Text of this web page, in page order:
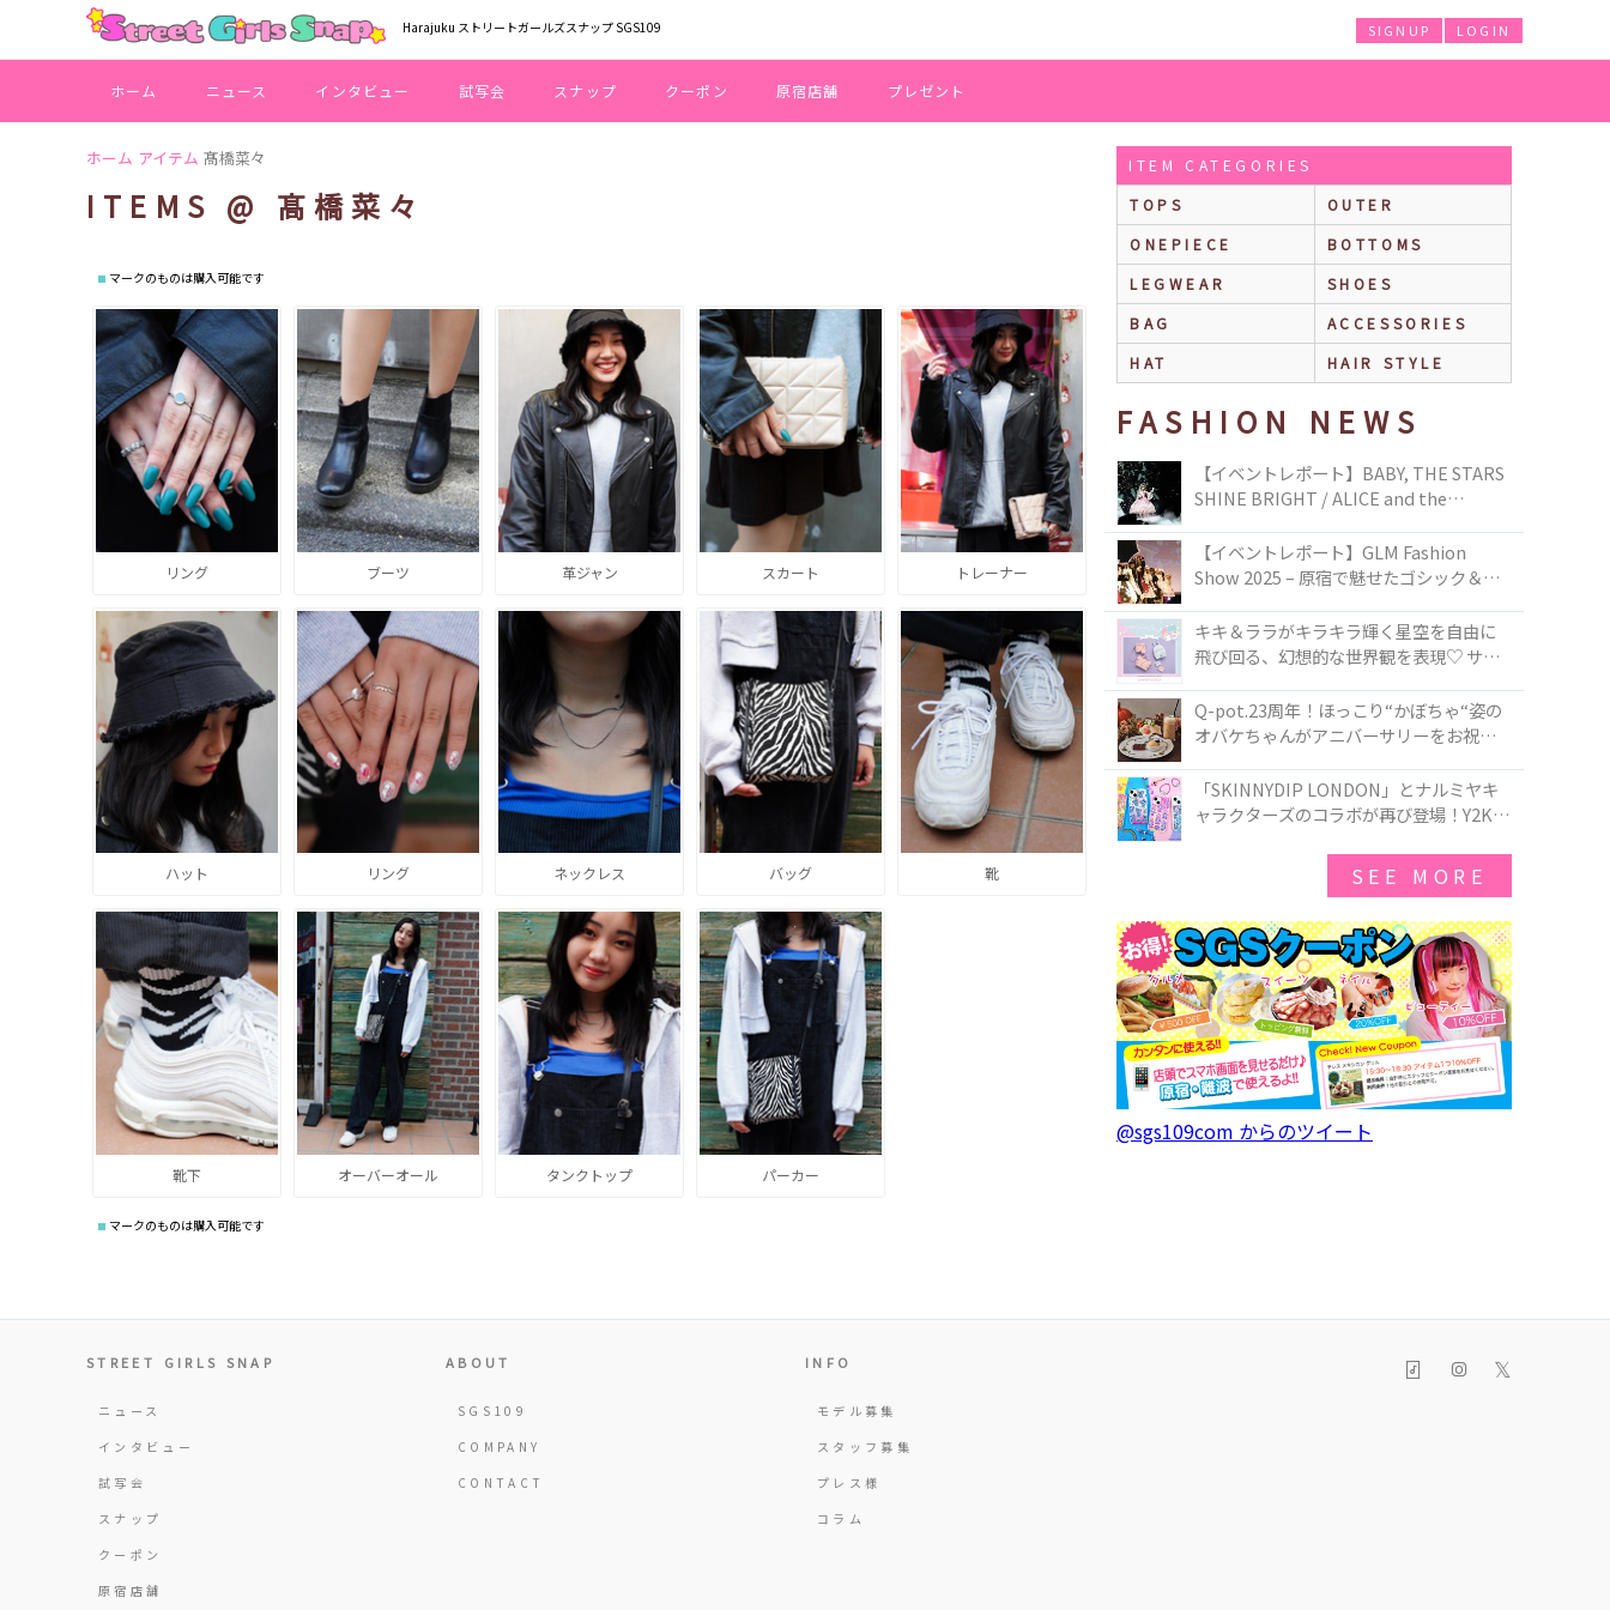
Harajuku ストリートガールズスナップ SGS109 LOGIN
SIGNUP
ホーム ニュース インタビュー 試写会 スナップ クーポン 原宿店舗 プレゼント
ホーム アイテム 髙橋菜々
ITEMS @ 髙橋菜々
マークのものは購入可能です
リング ブーツ 革ジャン スカート トレーナー
ハット リング ネックレス バッグ 靴
靴下 オーバーオール タンクトップ パーカー
マークのものは購入可能です
ITEM CATEGORIES
TOPS
OUTER
ONEPIECE
BOTTOMS
LEGWEAR
SHOES
BAG
ACCESSORIES
HAT
HAIR STYLE
FASHION NEWS
【イベントレポート】BABY, THE STARS
SHINE BRIGHT / ALICE and the
TOKYO
【イベントレポート】GLM Fashion
Show 2025 – 原宿で魅せたゴシック＆ロ
キキ＆ララがキラキラ輝く星空を自由に
飛び回る、幻想的な世界観を表現♡ サマ
50周年アニバーサリーイヤー』を記念し
たコレクションが登場
Q-pot.23周年！ほっこり“かぼちゃ“姿の
オバケちゃんがアニバーサリーをお祝い
ー」が新発売！Q-pot CAFE.では「かぼち
ゃのオバケーキプレート」も登場
「SKINNYDIP LONDON」とナルミヤキ
ャラクターズのコラボが再び登場！Y2Kム
SEE MORE
@sgs109com からのツイート
STREET GIRLS SNAP
ニュース
インタビュー
試写会
スナップ
クーポン
原宿店舗
ABOUT
SGS109
COMPANY
CONTACT
INFO
モデル募集
スタッフ募集
プレス様
コラム
𝕏